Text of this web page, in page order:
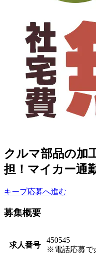
クルマ部品の加
担！マイカー通
キープ応募へ進む
募集概要
求人番号
450545
※電話応募で